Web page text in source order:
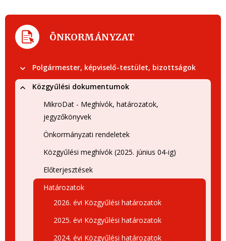
ÖNKORMÁNYZAT
Polgármester, képviselő-testület, bizottságok
Közgyűlési dokumentumok
MikroDat - Meghívók, határozatok,
jegyzőkönyvek
Önkormányzati rendeletek
Közgyűlési meghívók (2025. június 04-ig)
Előterjesztések
Határozatok
2026. évi Közgyűlési határozatok
2025. évi Közgyűlési határozatok
2024. évi Közgyűlési határozatok